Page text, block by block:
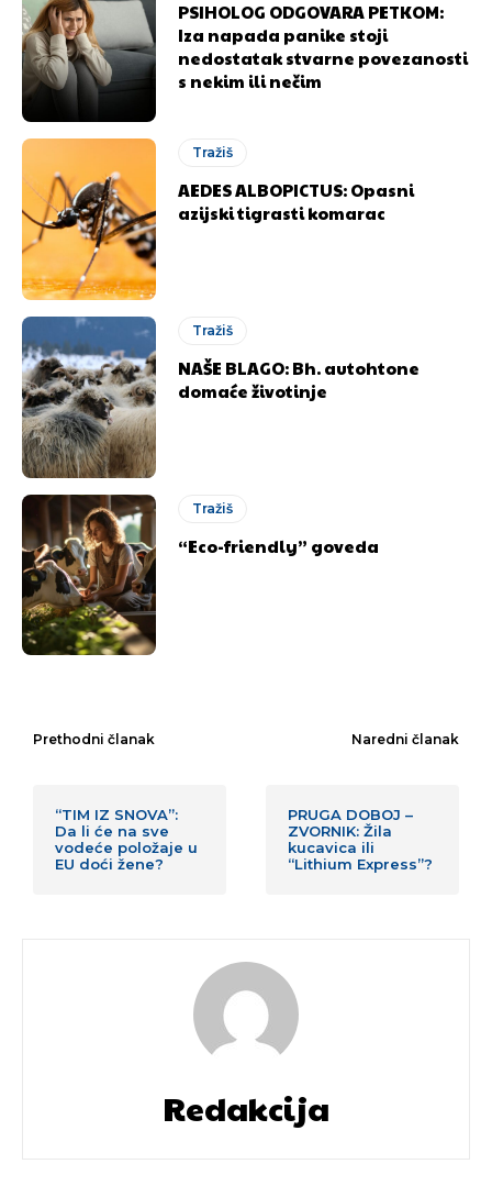
PSIHOLOG ODGOVARA PETKOM:
Iza napada panike stoji
nedostatak stvarne povezanosti
s nekim ili nečim
Tražiš
AEDES ALBOPICTUS: Opasni
azijski tigrasti komarac
Tražiš
NAŠE BLAGO: Bh. autohtone
domaće životinje
Tražiš
“Eco-friendly” goveda
Prethodni članak
“TIM IZ SNOVA”:
Da li će na sve
vodeće položaje u
EU doći žene?
Naredni članak
PRUGA DOBOJ –
ZVORNIK: Žila
kucavica ili
“Lithium Express”?
Redakcija